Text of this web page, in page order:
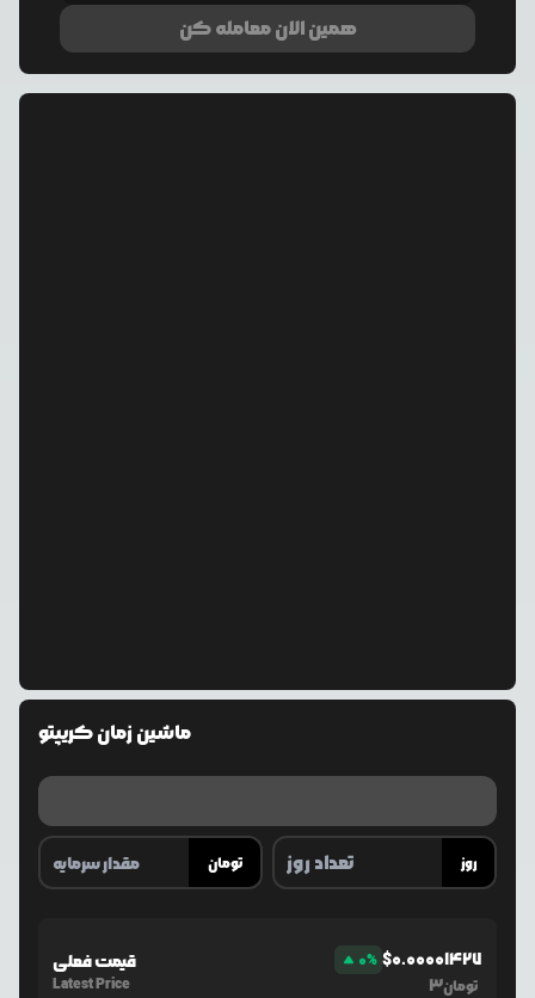
همین الان معامله کن
ماشین زمان کریپتو
تومان روز
قیمت فعلی
Latest Price
0% $0.00001427
3تومان